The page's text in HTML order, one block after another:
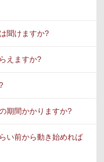
聞けますか?
えますか?
期間かかりますか?
い前から動き始めれば